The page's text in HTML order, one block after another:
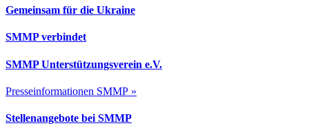
Gemeinsam für die Ukraine
SMMP verbindet
SMMP Unterstützungsverein e.V.
Presseinformationen SMMP »
Stellenangebote bei SMMP